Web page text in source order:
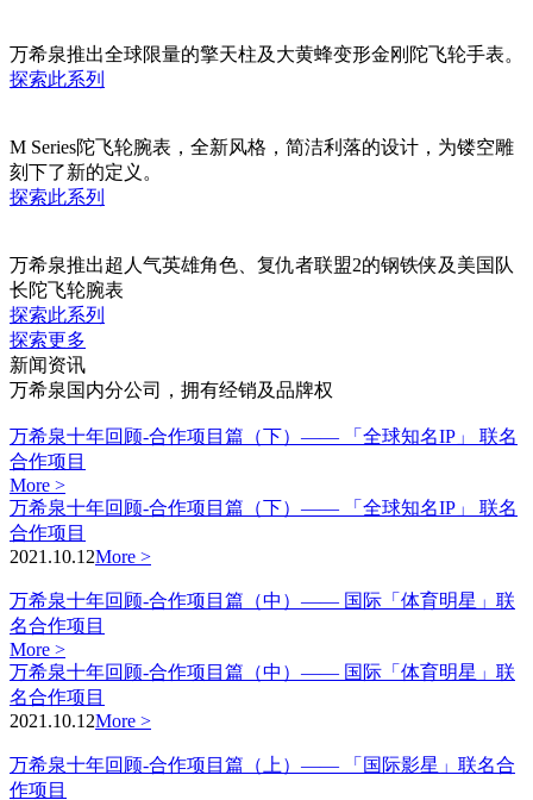
万希泉推出全球限量的擎天柱及大黄蜂变形金刚陀飞轮手表。
探索此系列
M Series陀飞轮腕表，全新风格，简洁利落的设计，为镂空雕
刻下了新的定义。
探索此系列
万希泉推出超人气英雄角色、复仇者联盟2的钢铁侠及美国队
长陀飞轮腕表
探索此系列
探索更多
新闻资讯
万希泉国内分公司，拥有经销及品牌权
万希泉十年回顾-合作项目篇（下）—— 「全球知名IP」 联名
合作项目
More >
万希泉十年回顾-合作项目篇（下）—— 「全球知名IP」 联名
合作项目
2021.10.12More >
万希泉十年回顾-合作项目篇（中）—— 国际「体育明星」联
名合作项目
More >
万希泉十年回顾-合作项目篇（中）—— 国际「体育明星」联
名合作项目
2021.10.12More >
万希泉十年回顾-合作项目篇（上）—— 「国际影星」联名合
作项目